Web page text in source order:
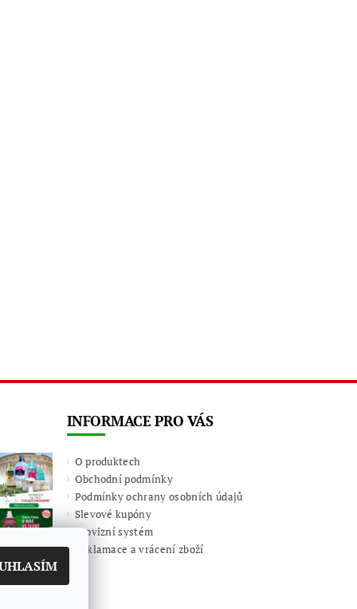
INFORMACE PRO VÁS
O produktech
Obchodní podmínky
Podmínky ochrany osobních údajů
Slevové kupóny
Provizní systém
Reklamace a vrácení zboží